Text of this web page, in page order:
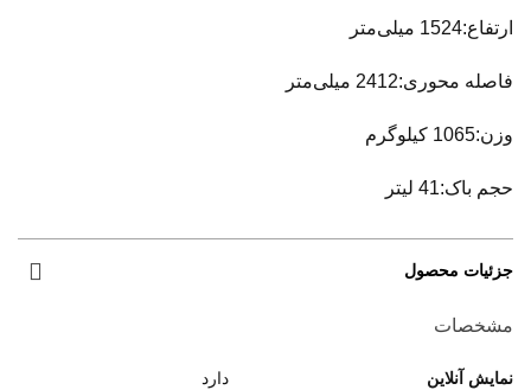
ارتفاع:1524 میلی‌متر
فاصله محوری:2412 میلی‌متر
وزن:1065 کیلوگرم
حجم باک:41 لیتر
جزئیات محصول
مشخصات
نمایش آنلاین دارد